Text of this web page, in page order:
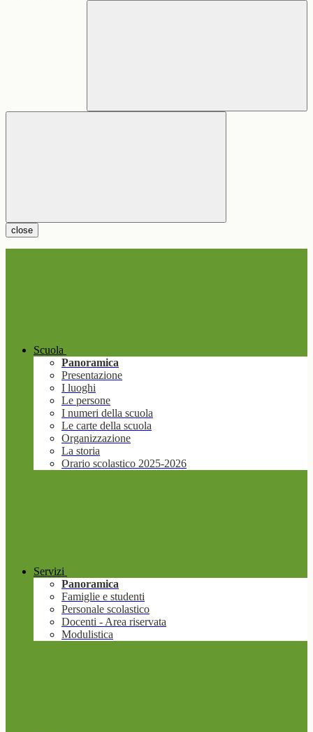
close
Scuola
Panoramica
Presentazione
I luoghi
Le persone
I numeri della scuola
Le carte della scuola
Organizzazione
La storia
Orario scolastico 2025-2026
Servizi
Panoramica
Famiglie e studenti
Personale scolastico
Docenti - Area riservata
Modulistica